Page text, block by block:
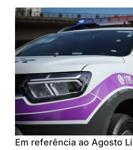
Em referência ao Agosto